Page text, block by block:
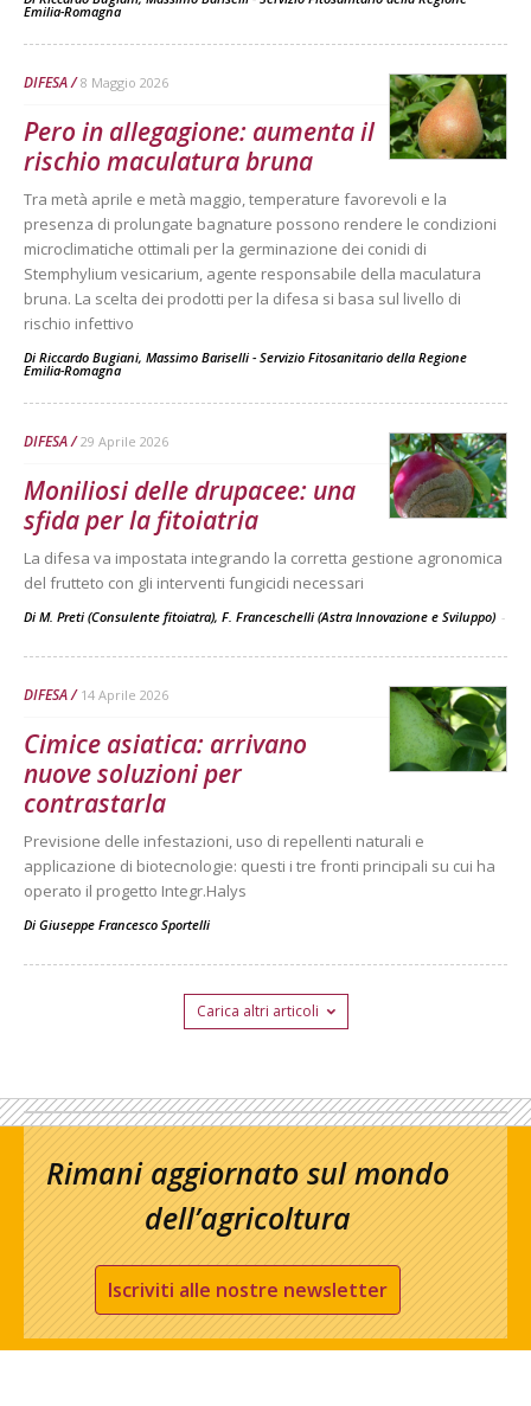
Emilia-Romagna
DIFESA 8 Maggio 2026
Pero in allegagione: aumenta il
rischio maculatura bruna
Tra metà aprile e metà maggio, temperature favorevoli e la
presenza di prolungate bagnature possono rendere le condizioni
microclimatiche ottimali per la germinazione dei conidi di
Stemphylium vesicarium, agente responsabile della maculatura
bruna. La scelta dei prodotti per la difesa si basa sul livello di
rischio infettivo
Di Riccardo Bugiani, Massimo Bariselli - Servizio Fitosanitario della Regione
Emilia-Romagna
DIFESA 29 Aprile 2026
Moniliosi delle drupacee: una
sfida per la fitoiatria
La difesa va impostata integrando la corretta gestione agronomica
del frutteto con gli interventi fungicidi necessari
Di M. Preti (Consulente fitoiatra), F. Franceschelli (Astra Innovazione e Sviluppo) -
DIFESA 14 Aprile 2026
Cimice asiatica: arrivano
nuove soluzioni per
contrastarla
Previsione delle infestazioni, uso di repellenti naturali e
applicazione di biotecnologie: questi i tre fronti principali su cui ha
operato il progetto Integr.Halys
Di Giuseppe Francesco Sportelli
Carica altri articoli
Rimani aggiornato sul mondo
dell’agricoltura
Iscriviti alle nostre newsletter